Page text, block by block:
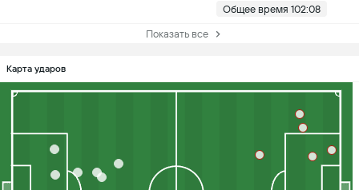
Общее время 102:08
Показать все
Карта ударов